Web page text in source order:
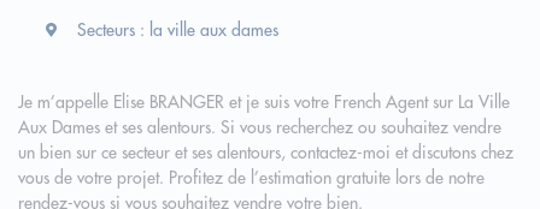
Secteurs : la ville aux dames
Je m’appelle Elise BRANGER et je suis votre French Agent sur La Ville
Aux Dames et ses alentours. Si vous recherchez ou souhaitez vendre
un bien sur ce secteur et ses alentours, contactez-moi et discutons chez
vous de votre projet. Profitez de l’estimation gratuite lors de notre
rendez-vous si vous souhaitez vendre votre bien.